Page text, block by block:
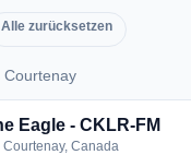
Alle zurücksetzen
Courtenay
Courtenay
Eagle - CKLR-FM
Courtenay, Canada